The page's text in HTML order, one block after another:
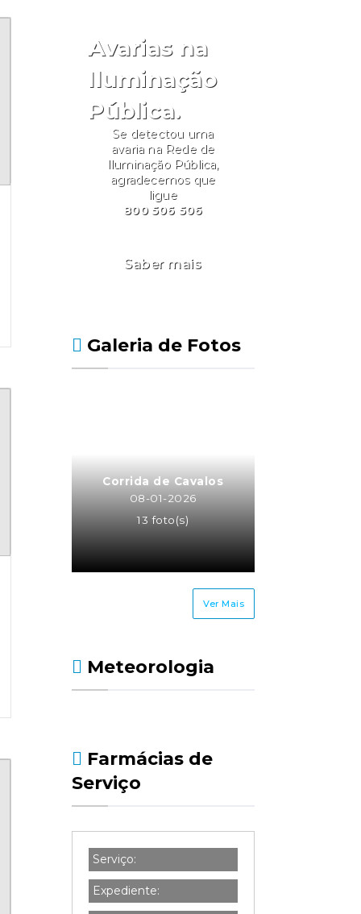
Avarias na
Iluminação
Pública.
Se detectou uma
avaria na Rede de
Iluminação Pública,
agradecemos que
ligue
800 506 506
Saber mais
Galeria de Fotos
Corrida de Cavalos
08-01-2026
13 foto(s)
Ver Mais
Meteorologia
Farmácias de
Serviço
Serviço:
Expediente: